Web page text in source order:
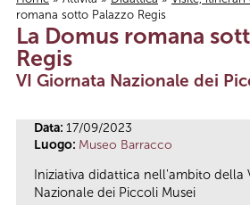
Tu sei qui
romana sotto Palazzo Regis
La Domus romana
Regis
VI Giornata Nazionale dei
Data: 17/09/2023
Luogo: Museo Barracco
Iniziativa didattica nell'ambito della
Nazionale dei Piccoli Musei